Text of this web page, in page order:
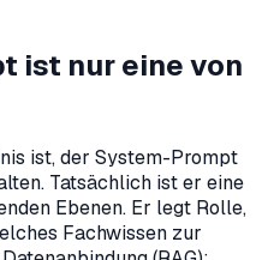
ist nur eine von
ist, der System-Prompt
Tatsächlich ist er eine
Ebenen. Er legt Rolle,
Fachwissen zur